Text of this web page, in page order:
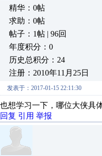
精华：0帖
求助：0帖
帖子：1帖 | 96回
年度积分：0
历史总积分：24
注册：2010年11月25日
发表于：2017-01-15 22:11:30
也想学习一下，哪位大侠具
回复 引用 举报